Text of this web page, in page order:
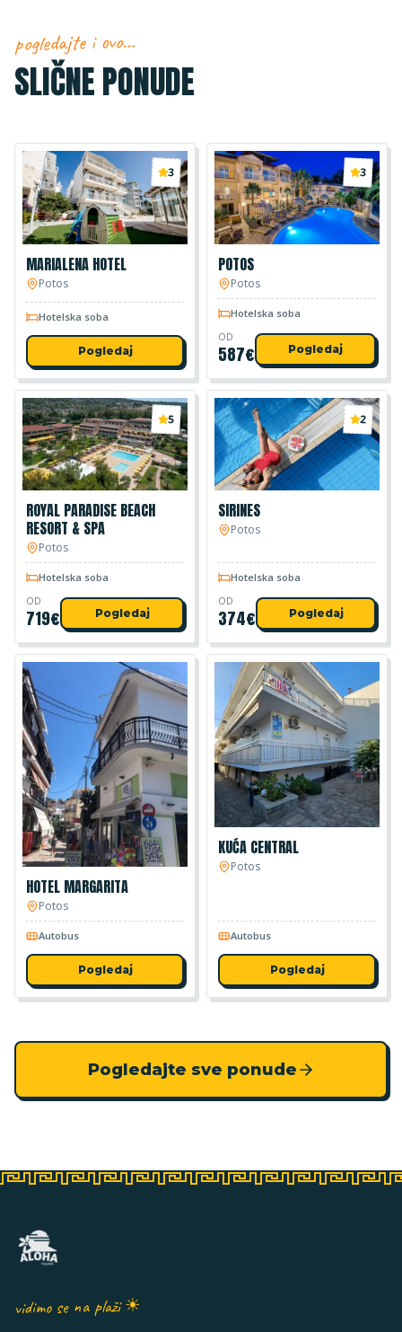
pogledajte i ovo…
SLIČNE PONUDE
3
MARIALENA HOTEL
Potos
Hotelska soba
Pogledaj
3
POTOS
Potos
Hotelska soba
OD
587€ Pogledaj
5
ROYAL PARADISE BEACH
RESORT & SPA
Potos
Hotelska soba
OD
719€ Pogledaj
2
SIRINES
Potos
Hotelska soba
OD
374€ Pogledaj
HOTEL MARGARITA
Potos
Autobus
Pogledaj
KUĆA CENTRAL
Potos
Autobus
Pogledaj
Pogledajte sve ponude
vidimo se na plaži ☀